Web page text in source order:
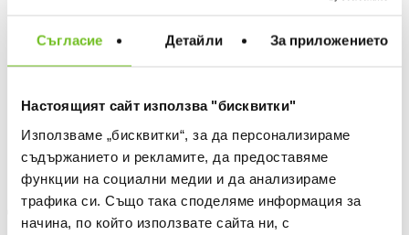
Съгласие Детайли За приложението
Настоящият сайт използва "бисквитки"
Използваме „бисквитки“, за да персонализираме
съдържанието и рекламите, да предоставяме
функции на социални медии и да анализираме
трафика си. Също така споделяме информация за
начина, по който използвате сайта ни, с
БЕЗПЛАТНА ДОСТАВКА НАД 50 €.
Описание
Доставка